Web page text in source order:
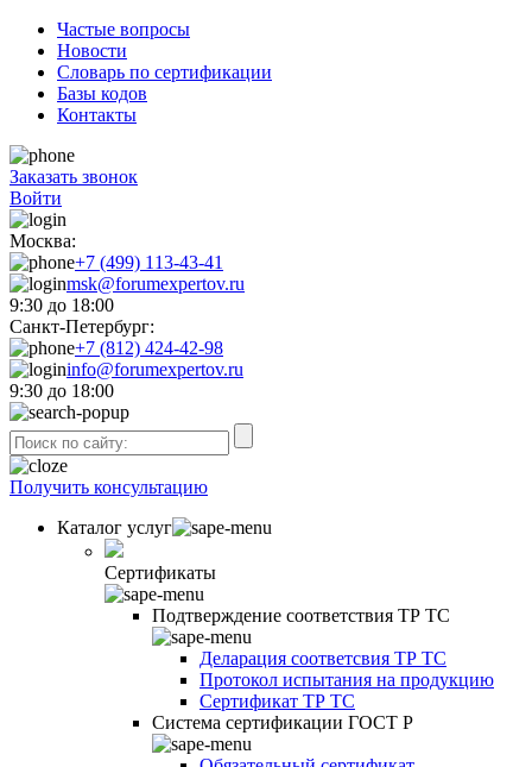
Частые вопросы
Новости
Словарь по сертификации
Базы кодов
Контакты
Заказать звонок
Войти
Москва:
+7 (499) 113-43-41
msk@forumexpertov.ru
9:30 до 18:00
Санкт-Петербург:
+7 (812) 424-42-98
info@forumexpertov.ru
9:30 до 18:00
Получить консультацию
Каталог услуг
Сертификаты
Подтверждение соответствия ТР ТС
Деларация соответсвия ТР ТС
Протокол испытания на продукцию
Сертификат ТР ТС
Система сертификации ГОСТ Р